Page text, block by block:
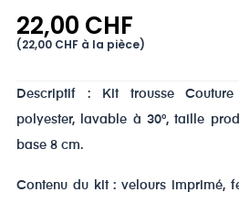
22,00 CHF
(22,00 CHF à la pièce)
Descriptif : Kit trousse
polyester, lavable à 30°, taille
base 8 cm.
Contenu du kit : velours imprimé,